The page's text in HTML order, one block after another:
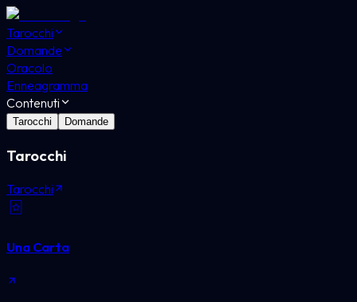
Tarocchi
Domande
Oracolo
Enneagramma
Contenuti
Tarocchi Domande
Tarocchi
Tarocchi
Una Carta